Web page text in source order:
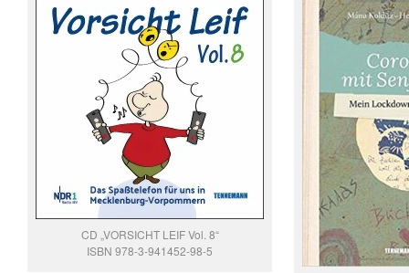
CD „VORSICHT LEIF Vol. 8“
ISBN 978-3-941452-98-5